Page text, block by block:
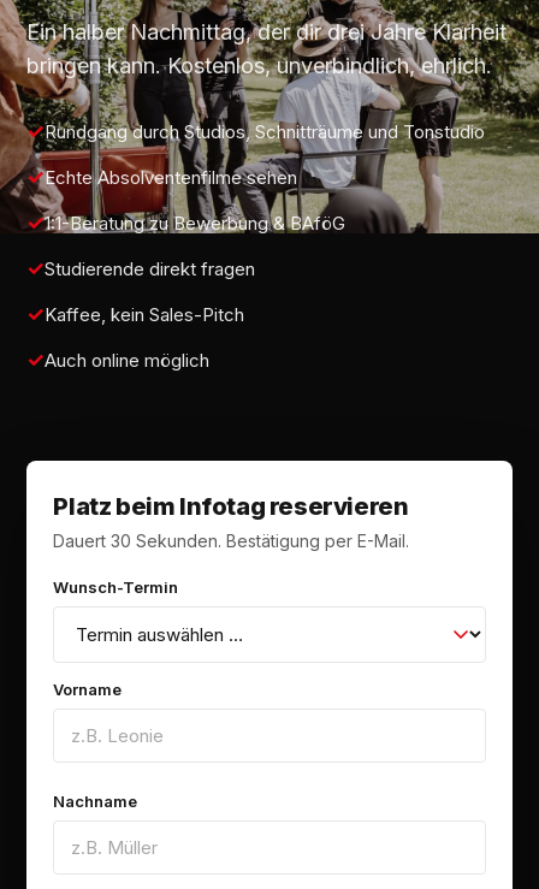
Ein halber Nachmittag, der dir drei Jahre Klarheit
bringen kann. Kostenlos, unverbindlich, ehrlich.
Rundgang durch Studios, Schnitträume und Tonstudio
Echte Absolventenfilme sehen
1:1-Beratung zu Bewerbung & BAföG
Studierende direkt fragen
Kaffee, kein Sales-Pitch
Auch online möglich
Platz beim Infotag reservieren
Dauert 30 Sekunden. Bestätigung per E-Mail.
Wunsch-Termin
Vorname
Nachname